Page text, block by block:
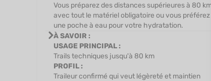
Vous préparez des distances supérieures à 80 km
avec tout le matériel obligatoire ou vous préférez
une poche à eau pour votre hydratation.
À SAVOIR :
USAGE PRINCIPAL :
Trails techniques jusqu'à 80 km
PROFIL :
Traileur confirmé qui veut légèreté et maintien